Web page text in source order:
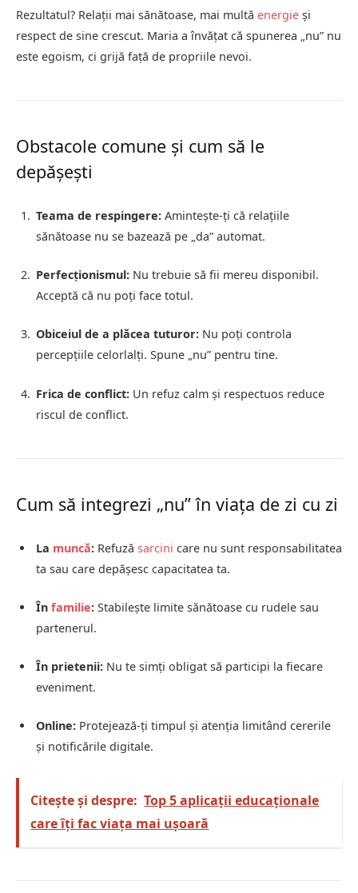
Rezultatul? Relații mai sănătoase, mai multă energie și
respect de sine crescut. Maria a învățat că spunerea „nu” nu
este egoism, ci grijă față de propriile nevoi.
Obstacole comune și cum să le
depășești
Teama de respingere: Amintește-ți că relațiile
sănătoase nu se bazează pe „da” automat.
Perfecționismul: Nu trebuie să fii mereu disponibil.
Acceptă că nu poți face totul.
Obiceiul de a plăcea tuturor: Nu poți controla
percepțiile celorlalți. Spune „nu” pentru tine.
Frica de conflict: Un refuz calm și respectuos reduce
riscul de conflict.
Cum să integrezi „nu” în viața de zi cu zi
La muncă: Refuză sarcini care nu sunt responsabilitatea
ta sau care depășesc capacitatea ta.
În familie: Stabilește limite sănătoase cu rudele sau
partenerul.
În prietenii: Nu te simți obligat să participi la fiecare
eveniment.
Online: Protejează-ți timpul și atenția limitând cererile
și notificările digitale.
Citește și despre: Top 5 aplicații educaționale
care îți fac viața mai ușoară